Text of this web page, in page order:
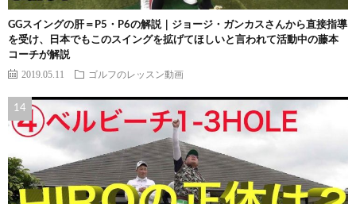
GGスイングの肝＝P5・P6の解説｜ジョージ・ガンカスさんから直接指導
を受け、日本でもこのスイングを拡げてほしいと言われて活動中の藤本
コーチが解説
2019.05.11 ゴルフのレッスン動画